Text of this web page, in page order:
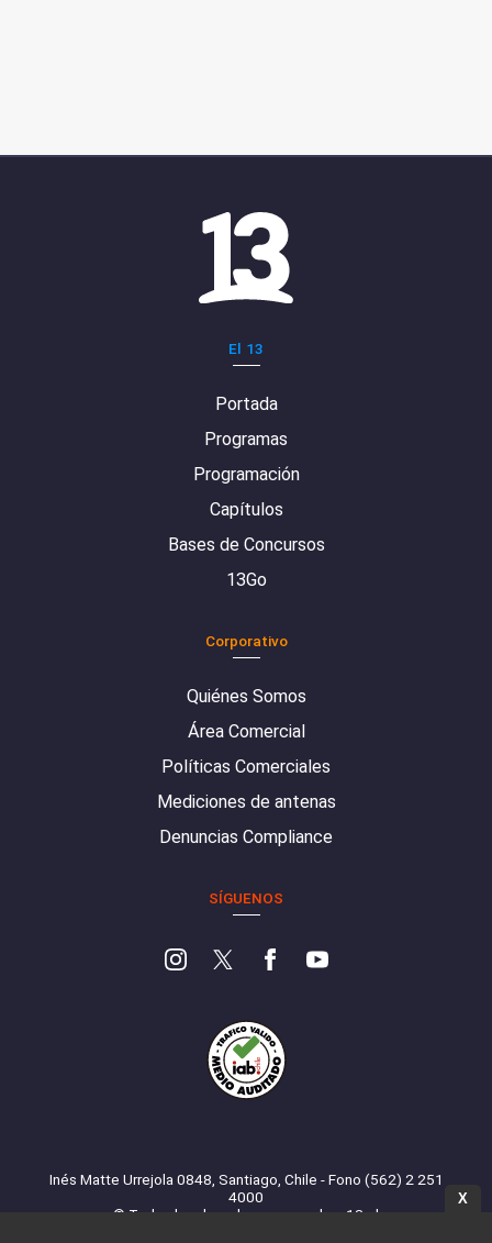
El 13
Portada
Programas
Programación
Capítulos
Bases de Concursos
13Go
Corporativo
Quiénes Somos
Área Comercial
Políticas Comerciales
Mediciones de antenas
Denuncias Compliance
SÍGUENOS
Inés Matte Urrejola 0848, Santiago, Chile - Fono (562) 2 251
4000
© Todos los derechos reservados. 13.cl
X